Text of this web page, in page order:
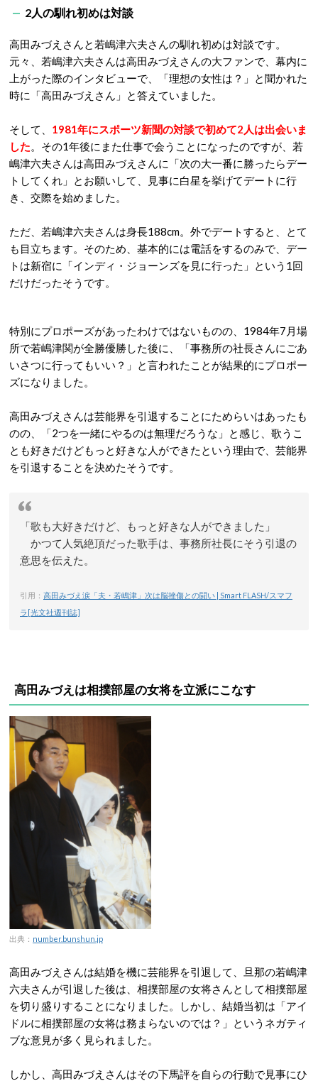
2人の馴れ初めは対談
高田みづえさんと若嶋津六夫さんの馴れ初めは対談です。
元々、若嶋津六夫さんは高田みづえさんの大ファンで、幕内に
上がった際のインタビューで、「理想の女性は？」と聞かれた
時に「高田みづえさん」と答えていました。
そして、 1981年にスポーツ新聞の対談で初めて2人は出会いま
した。その1年後にまた仕事で会うことになったのですが、若
嶋津六夫さんは高田みづえさんに「次の大一番に勝ったらデー
トしてくれ」とお願いして、見事に白星を挙げてデートに行
き、交際を始めました。
ただ、若嶋津六夫さんは身長188cm。外でデートすると、とて
も目立ちます。そのため、基本的には電話をするのみで、デー
トは新宿に「インディ・ジョーンズを見に行った」という1回
だけだったそうです。
特別にプロポーズがあったわけではないものの、1984年7月場
所で若嶋津関が全勝優勝した後に、「事務所の社長さんにごあ
いさつに行ってもいい？」と言われたことが結果的にプロポー
ズになりました。
高田みづえさんは芸能界を引退することにためらいはあったも
のの、「2つを一緒にやるのは無理だろうな」と感じ、歌うこ
とも好きだけどもっと好きな人ができたという理由で、芸能界
を引退することを決めたそうです。
「歌も大好きだけど、もっと好きな人ができました」
かつて人気絶頂だった歌手は、事務所社長にそう引退の
意思を伝えた。
引用： 高田みづえ涙「夫・若嶋津」次は脳挫傷との闘い | Smart FLASH/スマフ
ラ[光文社週刊誌]
高田みづえは相撲部屋の女将を立派にこなす
出典： number.bunshun.jp
高田みづえさんは結婚を機に芸能界を引退して、旦那の若嶋津
六夫さんが引退した後は、相撲部屋の女将さんとして相撲部屋
を切り盛りすることになりました。しかし、結婚当初は「アイ
ドルに相撲部屋の女将は務まらないのでは？」というネガティ
ブな意見が多く見られました。
しかし、高田みづえさんはその下馬評を自らの行動で見事にひ